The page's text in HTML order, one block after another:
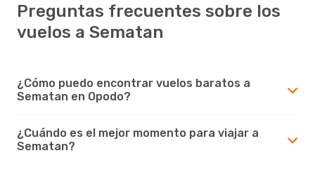
Preguntas frecuentes sobre los
vuelos a Sematan
¿Cómo puedo encontrar vuelos baratos a
Sematan en Opodo?
¿Cuándo es el mejor momento para viajar a
Sematan?